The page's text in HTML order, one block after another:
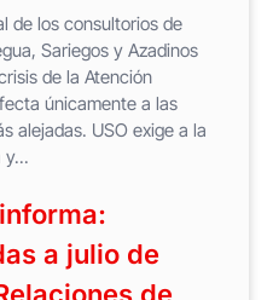
de los consultorios de
Sariegos y Azadinos
de la Atención
únicamente a las
alejadas. USO exige a la
y...
a julio de